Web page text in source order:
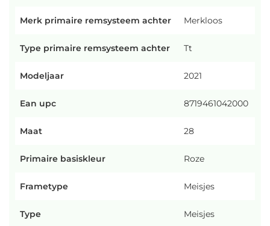
Merk primaire remsysteem achter Merkloos
Type primaire remsysteem achter Tt
Modeljaar 2021
Ean upc 8719461042000
Maat 28
Primaire basiskleur Roze
Frametype Meisjes
Type Meisjes